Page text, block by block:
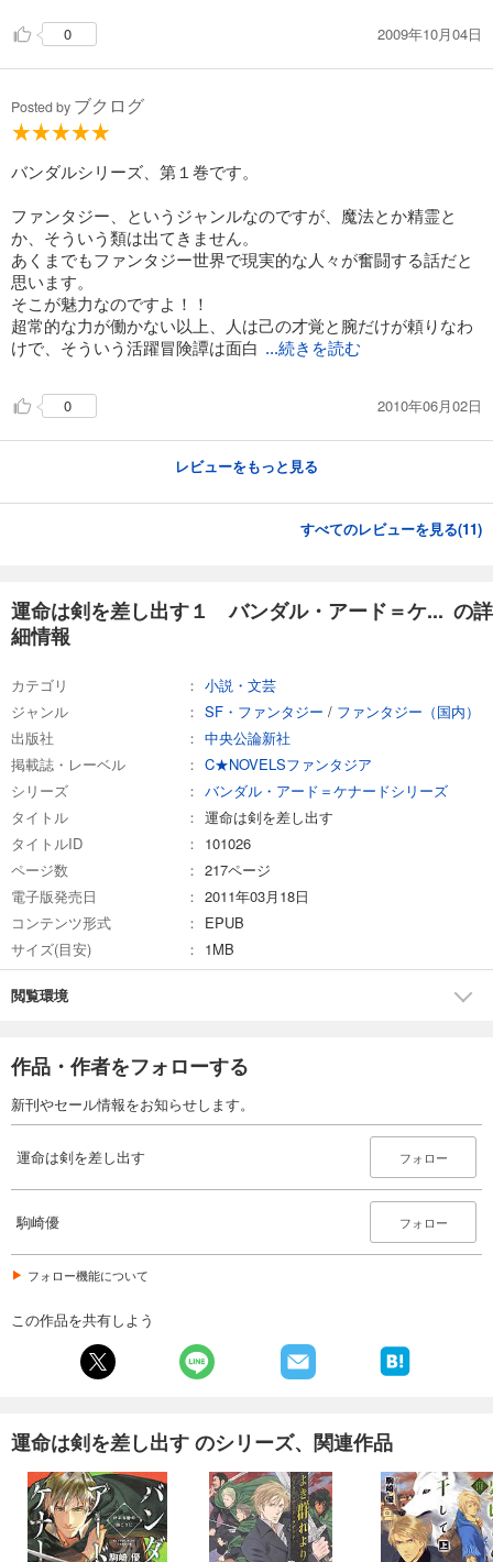
0 2009年10月04日
Posted by ブクログ
バンダルシリーズ、第１巻です。
ファンタジー、というジャンルなのですが、魔法とか精霊と
か、そういう類は出てきません。
あくまでもファンタジー世界で現実的な人々が奮闘する話だと
思います。
そこが魅力なのですよ！！
超常的な力が働かない以上、人は己の才覚と腕だけが頼りなわ
けで、そういう活躍冒険譚は面白 ...続きを読む
0 2010年06月02日
レビューをもっと見る
すべてのレビューを見る(11)
運命は剣を差し出す１ バンダル・アード＝ケ... の詳
細情報
カテゴリ
小説・文芸
ジャンル
SF・ファンタジー / ファンタジー（国内）
出版社
中央公論新社
掲載誌・レーベル
C★NOVELSファンタジア
シリーズ
バンダル・アード＝ケナードシリーズ
タイトル
運命は剣を差し出す
タイトルID
101026
ページ数
217ページ
電子版発売日
2011年03月18日
コンテンツ形式
EPUB
サイズ(目安)
1MB
閲覧環境
作品・作者をフォローする
新刊やセール情報をお知らせします。
運命は剣を差し出す フォロー
駒崎優 フォロー
フォロー機能について
この作品を共有しよう
運命は剣を差し出す のシリーズ、関連作品